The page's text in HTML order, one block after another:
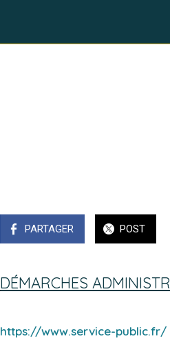
PARTAGER POST
DÉMARCHES
https://www.service-public.fr/